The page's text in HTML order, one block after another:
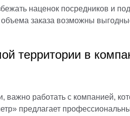
наценок посредников и
заказа возможны
территории в
работать с компанией,
предлагает